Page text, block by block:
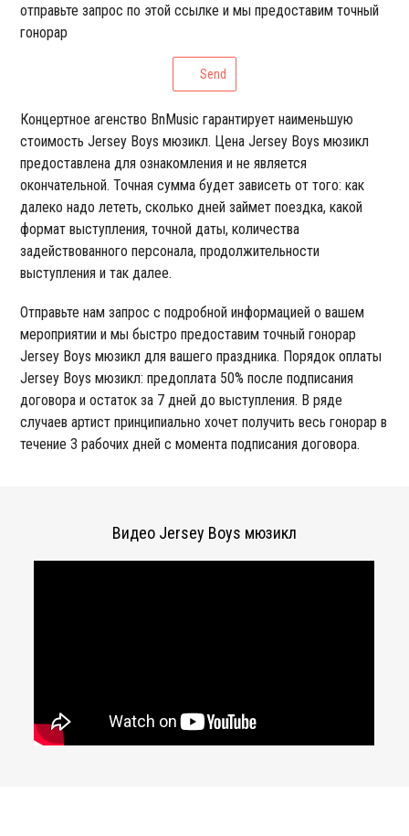
отправьте запрос по этой ссылке и мы предоставим точный
гонорар
Send
Концертное агенство BnMusic гарантирует наименьшую
стоимость Jersey Boys мюзикл. Цена Jersey Boys мюзикл
предоставлена для ознакомления и не является
окончательной. Точная сумма будет зависеть от того: как
далеко надо лететь, сколько дней займет поездка, какой
формат выступления, точной даты, количества
задействованного персонала, продолжительности
выступления и так далее.
Отправьте нам запрос с подробной информацией о вашем
мероприятии и мы быстро предоставим точный гонорар
Jersey Boys мюзикл для вашего праздника. Порядок оплаты
Jersey Boys мюзикл: предоплата 50% после подписания
договора и остаток за 7 дней до выступления. В ряде
случаев артист принципиально хочет получить весь гонорар в
течение 3 рабочих дней с момента подписания договора.
Видео Jersey Boys мюзикл